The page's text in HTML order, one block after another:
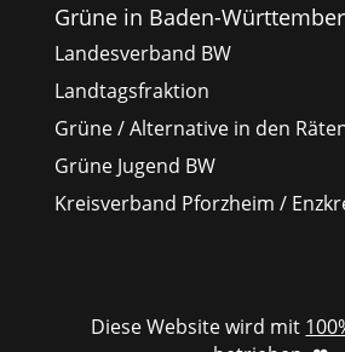
Grüne in Baden-
Landesverband BW
Landtagsfraktion
Grüne / Alternative in den
Grüne Jugend BW
Kreisverband Pforzheim /
Diese Website wird mit